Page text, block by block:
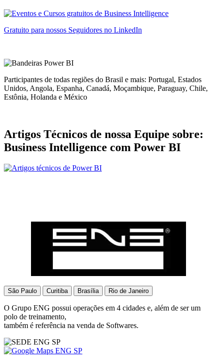
Gratuito para nossos Seguidores no LinkedIn
Participantes de todas regiões do Brasil e mais: Portugal, Estados
Unidos, Angola, Espanha, Canadá, Moçambique, Paraguay, Chile,
Estônia, Holanda e México
Artigos Técnicos de nossa Equipe sobre:
Business Intelligence com Power BI
São Paulo Curitiba Brasília Rio de Janeiro
O Grupo ENG possui operações em 4 cidades e, além de ser um
polo de treinamento,
também é referência na venda de Softwares.